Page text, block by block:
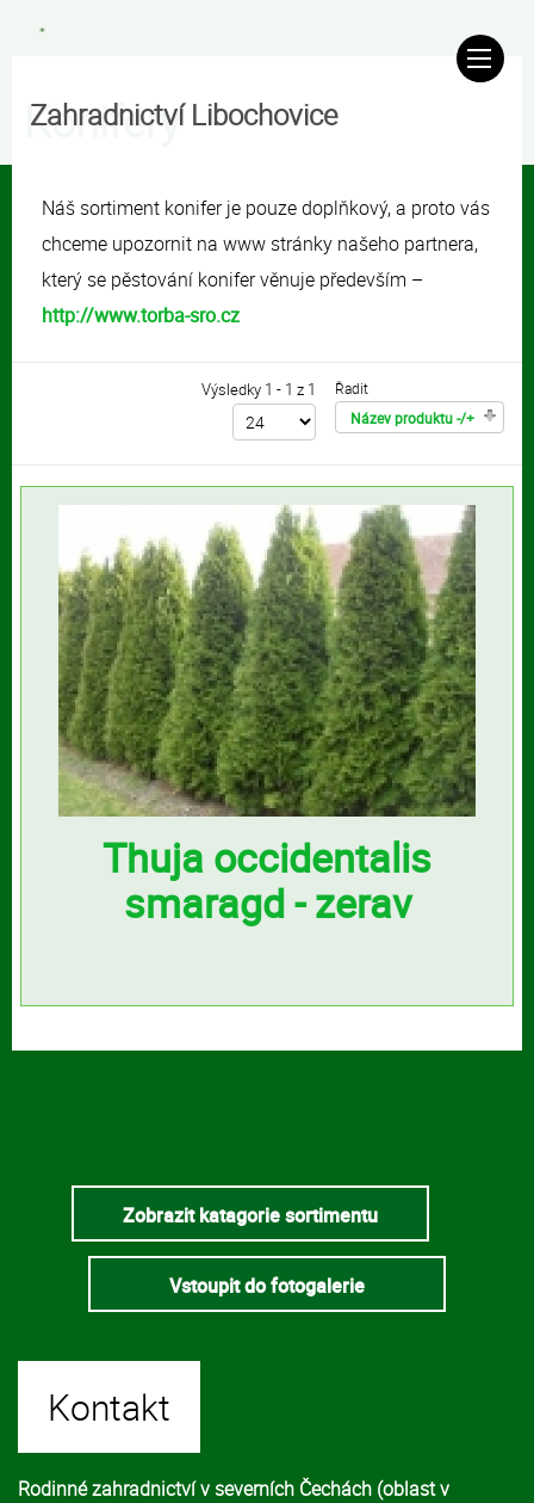
Zahradnictví Libochovice
Konifery
Náš sortiment konifer je pouze doplňkový, a proto vás
chceme upozornit na www stránky našeho partnera,
který se pěstování konifer věnuje především –
http://www.torba-sro.cz
Řadit
Název produktu -/+
Výsledky 1 - 1 z 1
Thuja occidentalis
smaragd - zerav
Zobrazit katagorie sortimentu
Vstoupit do fotogalerie
Kontakt
Rodinné zahradnictví v severních Čechách (oblast v